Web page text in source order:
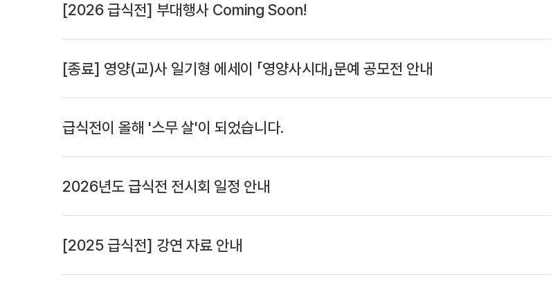
[2026 급식전] 부대행사 Coming Soon!
[종료] 영양(교)사 일기형 에세이 「영양사시대」문예 공모전 안내
급식전이 올해 '스무 살'이 되었습니다.
2026년도 급식전 전시회 일정 안내
[2025 급식전] 강연 자료 안내